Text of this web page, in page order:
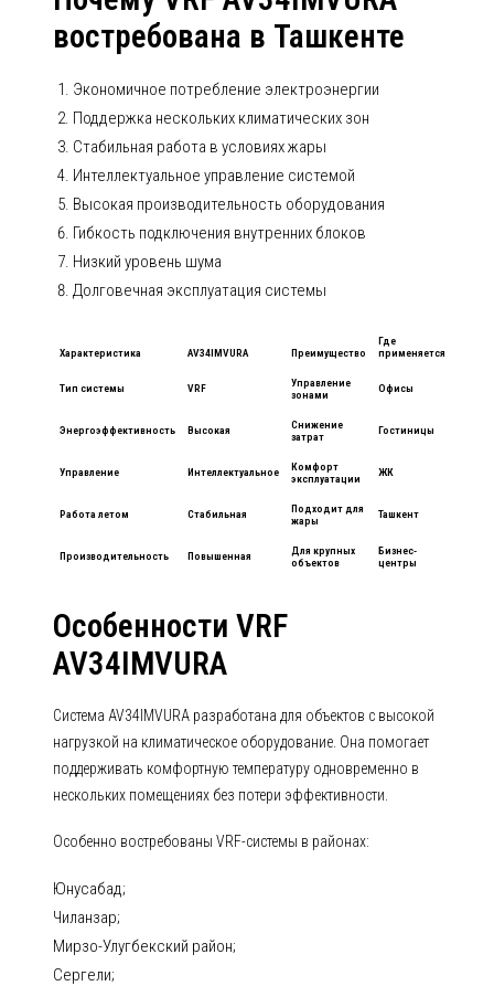
востребована в Ташкенте
Экономичное потребление электроэнергии
Поддержка нескольких климатических зон
Стабильная работа в условиях жары
Интеллектуальное управление системой
Высокая производительность оборудования
Гибкость подключения внутренних блоков
Низкий уровень шума
Долговечная эксплуатация системы
Характеристика AV34IMVURA Преимущество
Где
применяется
Тип системы VRF
Управление
зонами
Офисы
Энергоэффективность Высокая
Снижение
затрат
Гостиницы
Управление Интеллектуальное
Комфорт
эксплуатации
ЖК
Работа летом Стабильная
Подходит для
жары
Ташкент
Производительность Повышенная
Для крупных
объектов
Бизнес-
центры
Особенности VRF
AV34IMVURA
Система AV34IMVURA разработана для объектов с высокой
нагрузкой на климатическое оборудование. Она помогает
поддерживать комфортную температуру одновременно в
нескольких помещениях без потери эффективности.
Особенно востребованы VRF-системы в районах:
Юнусабад;
Чиланзар;
Мирзо-Улугбекский район;
Сергели;